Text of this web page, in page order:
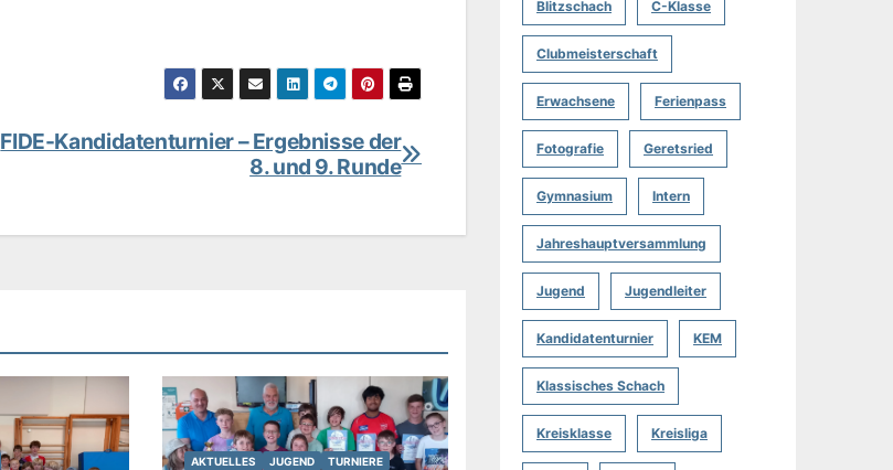
FIDE-Kandidatenturnier – Ergebnisse der
8. und 9. Runde
AKTUELLES JUGEND TURNIERE
Blitzschach C-Klasse
Clubmeisterschaft
Erwachsene Ferienpass
Fotografie Geretsried
Gymnasium Intern
Jahreshauptversammlung
Jugend Jugendleiter
Kandidatenturnier KEM
Klassisches Schach
Kreisklasse Kreisliga